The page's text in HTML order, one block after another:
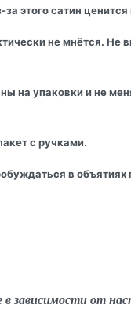
этого сатин
не мнётся. Не
на упаковки и не
с ручками.
в объятиях
зависимости от